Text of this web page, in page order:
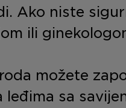
Ako niste
ili
možete
sa